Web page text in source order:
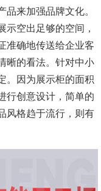
来加强品牌文化。
示空出足够的空间，
准确地传送给企业客
晰的看法。针对中小
。因为展示柜的面积
行创意设计，简单的
风格趋于流行，则有